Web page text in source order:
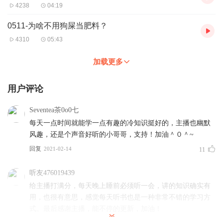
4238 04:19
0511-为啥不用狗屎当肥料？
4310 05:43
加载更多
用户评论
Seventea茶0o0七
每天一点时间就能学一点有趣的冷知识挺好的，主播也幽默
风趣，还是个声音好听的小哥哥，支持！加油＾０＾~
回复 2021-02-14 11
听友476019439
给主播打满分，每天晚上睡前必须听一会，讲的知识确实有
用，也很有意思，感觉每天听书也是一种非常不错的学习方